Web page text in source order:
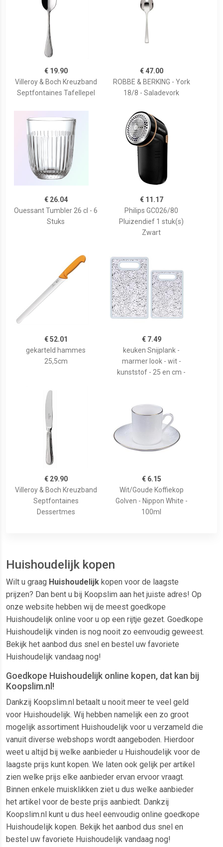
€ 19.90
Villeroy & Boch Kreuzband
Septfontaines Tafellepel
€ 47.00
ROBBE & BERKING - York
18/8 - Saladevork
€ 26.04
Ouessant Tumbler 26 cl - 6
Stuks
€ 11.17
Philips GC026/80
Pluizendief 1 stuk(s)
Zwart
€ 52.01
gekarteld hammes
25,5cm
€ 7.49
keuken Snijplank -
marmer look - wit -
kunststof - 25 en cm -
€ 29.90
Villeroy & Boch Kreuzband
Septfontaines
Dessertmes
€ 6.15
Wit/Goude Koffiekop
Golven - Nippon White -
100ml
Huishoudelijk kopen
Wilt u graag Huishoudelijk kopen voor de laagste
prijzen? Dan bent u bij Koopslim aan het juiste adres! Op
onze website hebben wij de meest goedkope
Huishoudelijk online voor u op een rijtje gezet. Goedkope
Huishoudelijk vinden is nog nooit zo eenvoudig geweest.
Bekijk het aanbod dus snel en bestel uw favoriete
Huishoudelijk vandaag nog!
Goedkope Huishoudelijk online kopen, dat kan bij
Koopslim.nl!
Dankzij Koopslim.nl betaalt u nooit meer te veel geld
voor Huishoudelijk. Wij hebben namelijk een zo groot
mogelijk assortiment Huishoudelijk voor u verzameld die
vanuit diverse webshops wordt aangeboden. Hierdoor
weet u altijd bij welke aanbieder u Huishoudelijk voor de
laagste prijs kunt kopen. We laten ook gelijk per artikel
zien welke prijs elke aanbieder ervan ervoor vraagt.
Binnen enkele muisklikken ziet u dus welke aanbieder
het artikel voor de beste prijs aanbiedt. Dankzij
Koopslim.nl kunt u dus heel eenvoudig online goedkope
Huishoudelijk kopen. Bekijk het aanbod dus snel en
bestel uw favoriete Huishoudelijk vandaag nog!